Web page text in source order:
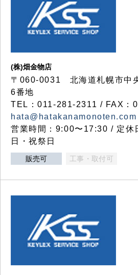
(株)畑金物店
〒060-0031 北海道札幌市中
6番地
TEL：011-281-2311 / FAX：
hata@hatakanamonoten.com
営業時間：9:00〜17:30 / 定休
日・祝祭日
販売可 工事・取付可